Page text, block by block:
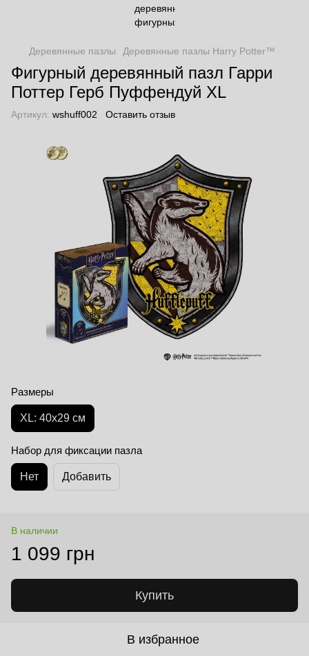
Деревянные пазлы Деревянные пазлы Harry Potter™
Фигурный деревянный пазл Гарри
Поттер Герб Пуффендуй XL
Артикул: wshuff002 Оставить отзыв
Размеры
XL: 40х29 см
Набор для фиксации пазла
Нет Добавить
В наличии
1 099 грн
Купить
В избранное